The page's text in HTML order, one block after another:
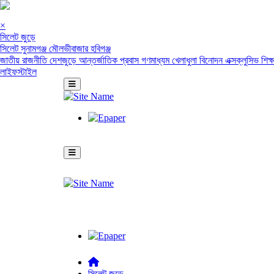
×
সিলেট জুড়ে
সিলেটসুনামগঞ্জ মৌলভীবাজারহবিগঞ্জ
জাতীয় রাজনীতিদেশজুড়ে আন্তর্জাতিক প্রবাসগণমাধ্যমখেলাধুলা বিনোদনএক্সক্লুসিভ
লাইফস্টাইল